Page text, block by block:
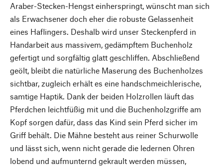
Araber-Stecken-Hengst einherspringt, wünscht man sich
als Erwachsener doch eher die robuste Gelassenheit
eines Haflingers. Deshalb wird unser Steckenpferd in
Handarbeit aus massivem, gedämpftem Buchenholz
gefertigt und sorgfältig glatt geschliffen. Abschließend
geölt, bleibt die natürliche Maserung des Buchenholzes
sichtbar, zugleich erhält es eine handschmeichlerische,
samtige Haptik. Dank der beiden Holzrollen läuft das
Pferdchen leichtfüßig mit und die Buchenholzgriffe am
Kopf sorgen dafür, dass das Kind sein Pferd sicher im
Griff behält. Die Mähne besteht aus reiner Schurwolle
und lässt sich, wenn nicht gerade die ledernen Ohren
lobend und aufmunternd gekrault werden müssen,